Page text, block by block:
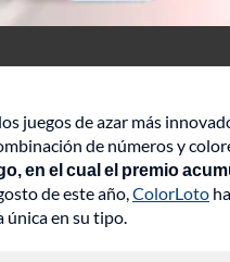
juegos de azar más
de números y
en el cual el premio
de este año,ColorLoto
única en su tipo.